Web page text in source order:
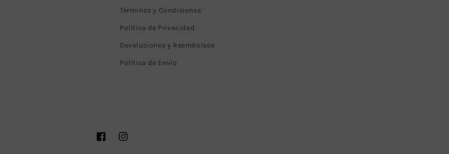
Términos y Condiciones
Política de Privacidad
Devoluciones y Reembolsos
Politica de Envìo
FacebookInstagram